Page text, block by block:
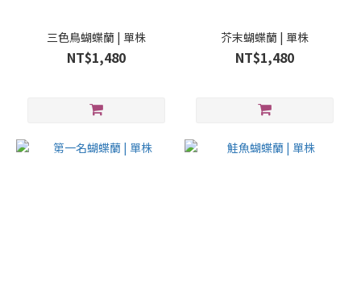
三色鳥蝴蝶蘭 | 單株
NT$1,480
芥末蝴蝶蘭 | 單株
NT$1,480